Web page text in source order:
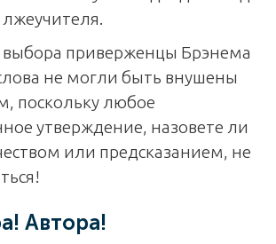
приверженцы Брэнема
не могли быть внушены
поскольку любое
утверждение, назовете ли
или предсказанием, не
Автора!